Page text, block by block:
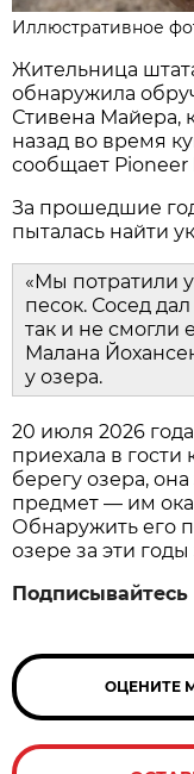
Иллюстративное
Жительница
обнаружила
Стивена Майера,
назад во время
сообщает Pioneer
За прошедшие
пыталась найти
«Мы потратили
песок. Сосед
так и не смогли
Малана
у озера.
20 июля 2026
приехала в
берегу озера,
предмет — им
Обнаружить его
озере за эти
ОЦЕНИТЕ